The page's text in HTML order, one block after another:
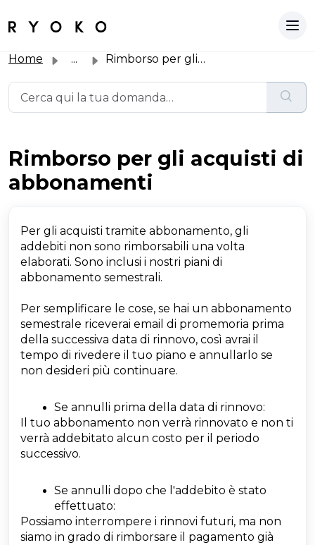
Home ... Rimborso per gli acquisti di abbonamenti
Rimborso per gli acquisti di
abbonamenti
Per gli acquisti tramite abbonamento, gli
addebiti non sono rimborsabili una volta
elaborati. Sono inclusi i nostri piani di
abbonamento semestrali.
Per semplificare le cose, se hai un abbonamento
semestrale riceverai email di promemoria prima
della successiva data di rinnovo, così avrai il
tempo di rivedere il tuo piano e annullarlo se
non desideri più continuare.
Se annulli prima della data di rinnovo:
Il tuo abbonamento non verrà rinnovato e non ti
verrà addebitato alcun costo per il periodo
successivo.
Se annulli dopo che l'addebito è stato
effettuato:
Possiamo interrompere i rinnovi futuri, ma non
siamo in grado di rimborsare il pagamento già